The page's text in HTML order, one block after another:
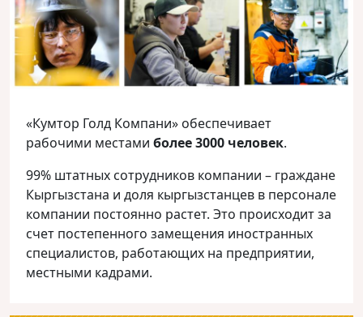
«Кумтор Голд Компани» обеспечивает
рабочими местами более 3000 человек.
99% штатных сотрудников компании – граждане
Кыргызстана и доля кыргызстанцев в персонале
компании постоянно растет. Это происходит за
счет постепенного замещения иностранных
специалистов, работающих на предприятии,
местными кадрами.